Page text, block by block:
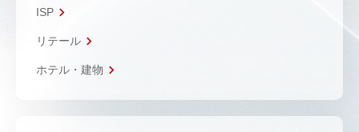
ISP
リテール
ホテル・建物